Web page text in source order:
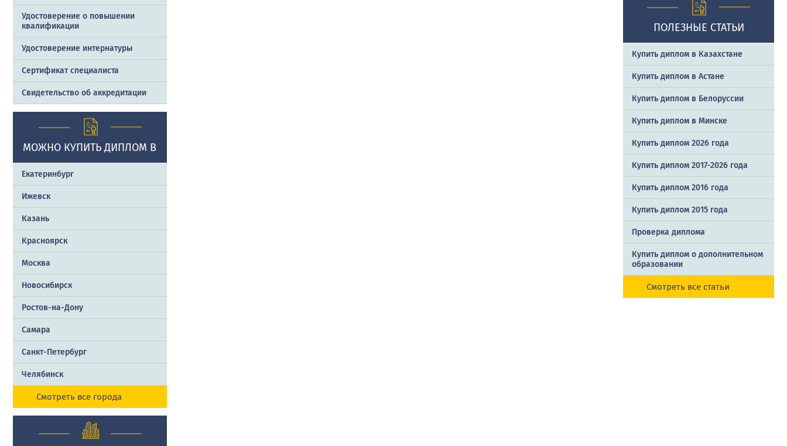
Удостоверение о повышении
квалификации
Удостоверение интернатуры
Сертификат специалиста
Свидетельство об аккредитации
МОЖНО КУПИТЬ ДИПЛОМ В
Екатеринбург
Ижевск
Казань
Красноярск
Москва
Новосибирск
Ростов-на-Дону
Самара
Санкт-Петербург
Челябинск
Смотреть все города
ПОЛЕЗНЫЕ СТАТЬИ
Купить диплом в Казахстане
Купить диплом в Астане
Купить диплом в Белоруссии
Купить диплом в Минске
Купить диплом 2026 года
Купить диплом 2017-2026 года
Купить диплом 2016 года
Купить диплом 2015 года
Проверка диплома
Купить диплом о дополнительном
образовании
Смотреть все статьи